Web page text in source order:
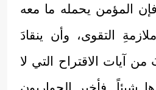
المؤمن يحمله ما معه
التقوى، وأن ينقادَ
من آيات الاقتراح التي لا